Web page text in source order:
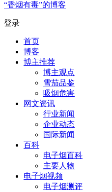
“香烟有毒”的博客
登录
首页
博客
博主推荐
博主观点
雪茄品鉴
吸烟危害
网文资讯
行业新闻
企业动态
国际新闻
百科
电子烟百科
主要人物
电子烟视频
电子烟测评